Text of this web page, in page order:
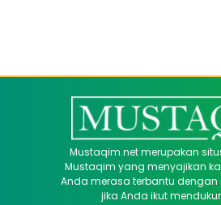
Mustaqim.net merupakan
Mustaqim yang menyajikan
Anda merasa terbantu dengan
jika Anda ikut